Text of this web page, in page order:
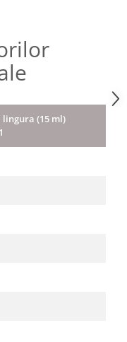
lingura (15 ml)